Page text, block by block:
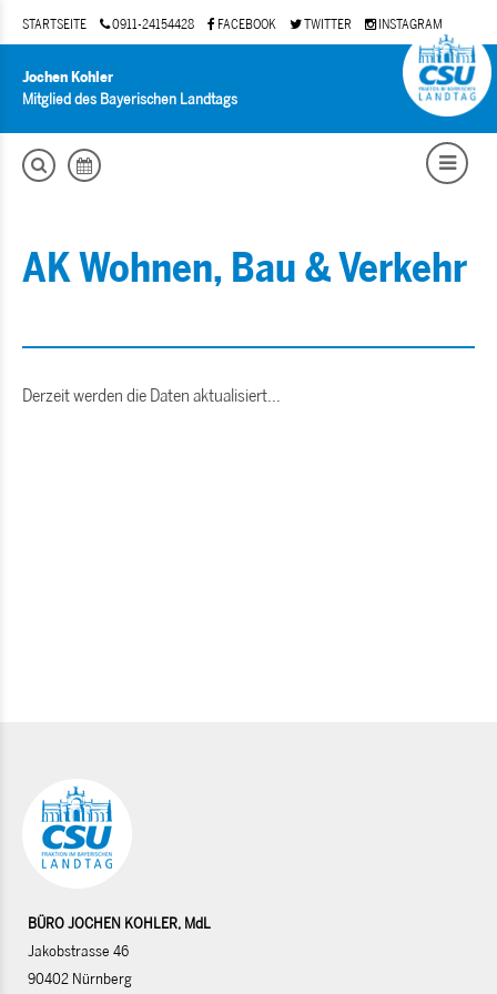
STARTSEITE 0911-24154428 FACEBOOK TWITTER INSTAGRAM
Jochen Kohler
Mitglied des Bayerischen Landtags
AK Wohnen, Bau & Verkehr
Derzeit werden die Daten aktualisiert...
BÜRO JOCHEN KOHLER, MdL
Jakobstrasse 46
90402 Nürnberg